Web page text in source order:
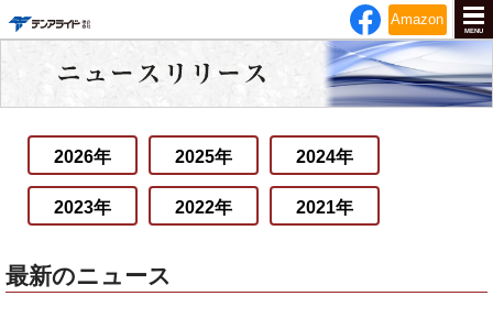
Amazon
MENU
2026年 2025年 2024年
2023年 2022年 2021年
最新のニュース